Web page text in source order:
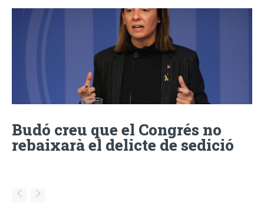
Budó creu que el Congrés no
rebaixarà el delicte de sedició